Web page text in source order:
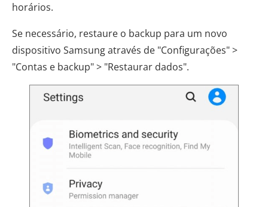
horários.
Se necessário, restaure o backup para um novo
dispositivo Samsung através de "Configurações" >
"Contas e backup" > "Restaurar dados".